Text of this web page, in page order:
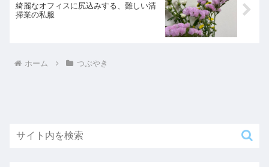
綺麗なオフィスに尻込みする、難しい清
掃業の私服
ホーム つぶやき